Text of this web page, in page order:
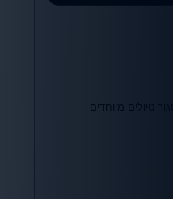
סגור טיולים מיוחדים